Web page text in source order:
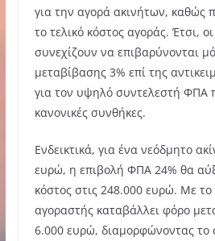
για την αγορά ακινήτων, καθώς
το τελικό κόστος αγοράς. Έτσι,
συνεχίζουν να επιβαρύνονται
μεταβίβασης 3% επί της
για τον υψηλό συντελεστή ΦΠΑ
κανονικές συνθήκες.
Ενδεικτικά, για ένα νεόδμητο
ευρώ, η επιβολή ΦΠΑ 24% θα
κόστος στις 248.000 ευρώ. Με
αγοραστής καταβάλλει φόρο
6.000 ευρώ, διαμορφώνοντας το